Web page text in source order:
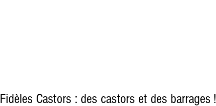
Fidèles Castors : des castors et des barrages !